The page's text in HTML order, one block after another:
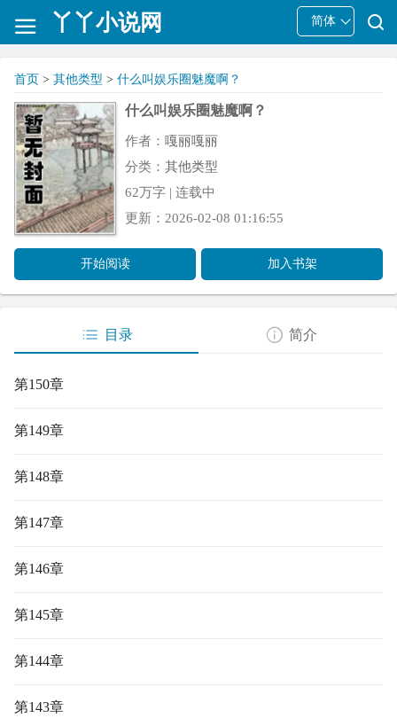
丫丫小说网 简体
首页 > 其他类型 > 什么叫娱乐圈魅魔啊？
什么叫娱乐圈魅魔啊？
作者： 嘎丽嘎丽
分类： 其他类型
62万字 | 连载中
更新：2026-02-08 01:16:55
开始阅读 加入书架
目录 简介
第150章
第149章
第148章
第147章
第146章
第145章
第144章
第143章